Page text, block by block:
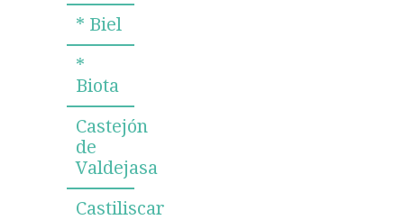
* Biel
*
Biota
Castejón
de
Valdejasa
Castiliscar